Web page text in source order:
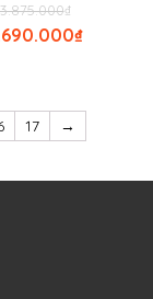
₫
₫
17 →